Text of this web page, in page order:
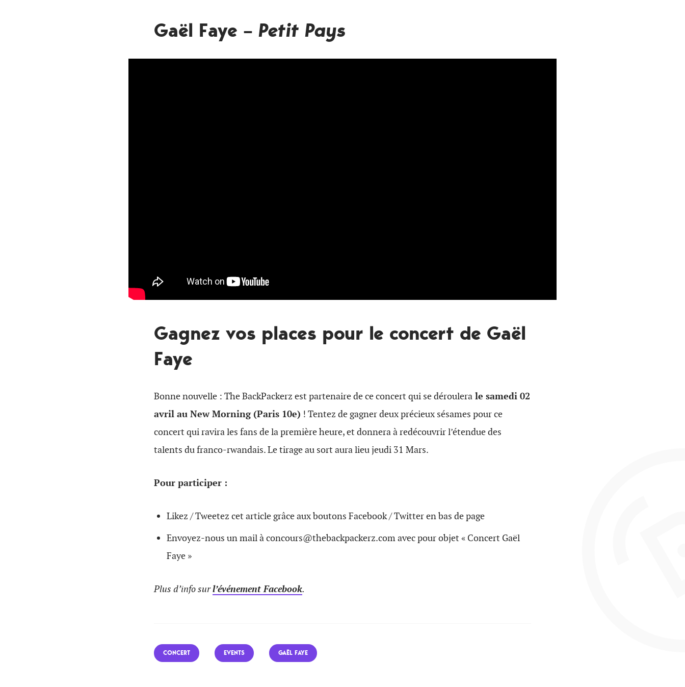
Gaël Faye – Petit Pays
Gagnez vos places pour le concert de Gaël
Faye
Bonne nouvelle : The BackPackerz est partenaire de ce concert qui se déroulera le samedi 02
avril au New Morning (Paris 10e) ! Tentez de gagner deux précieux sésames pour ce
concert qui ravira les fans de la première heure, et donnera à redécouvrir l’étendue des
talents du franco-rwandais. Le tirage au sort aura lieu jeudi 31 Mars.
Pour participer :
Likez / Tweetez cet article grâce aux boutons Facebook / Twitter en bas de page
Envoyez-nous un mail à concours@thebackpackerz.com avec pour objet « Concert Gaël
Faye »
Plus d’info surl’événement Facebook.
CONCERT EVENTS GAËL FAYE